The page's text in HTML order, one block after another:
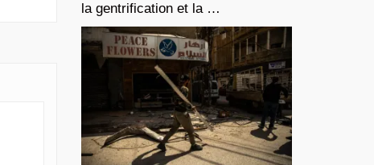
la gentrification et la …